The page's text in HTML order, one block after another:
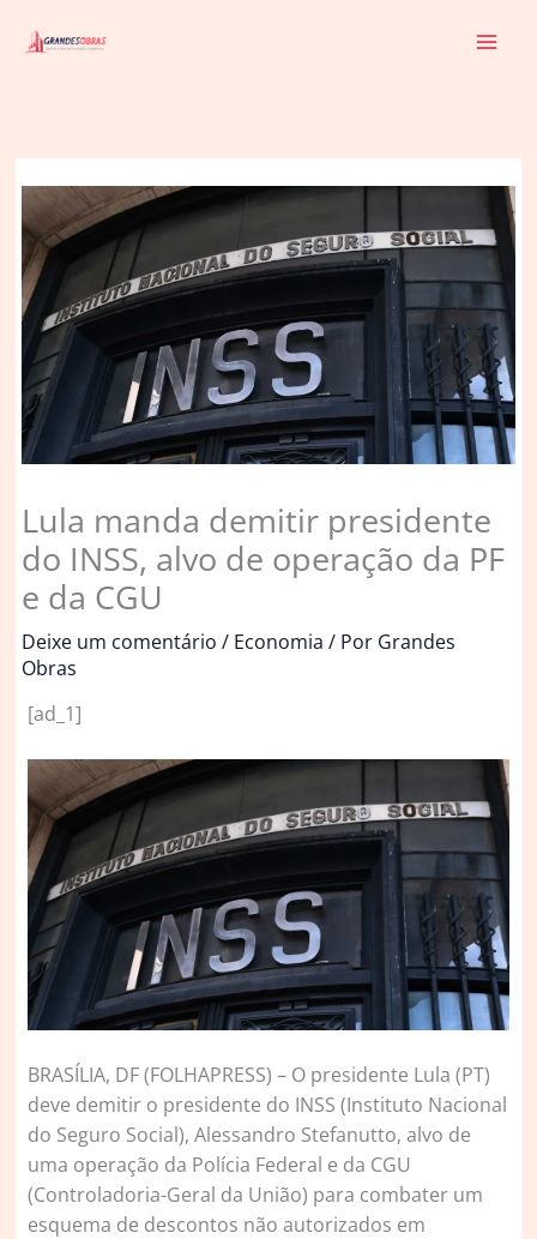
para
Lula manda demitir presidente
do INSS, alvo de operação da PF
e da CGU
Deixe um comentário / Economia / Por Grandes
Obras
[ad_1]
BRASÍLIA, DF (FOLHAPRESS) – O presidente Lula (PT)
deve demitir o presidente do INSS (Instituto Nacional
do Seguro Social), Alessandro Stefanutto, alvo de
uma operação da Polícia Federal e da CGU
(Controladoria-Geral da União) para combater um
esquema de descontos não autorizados em